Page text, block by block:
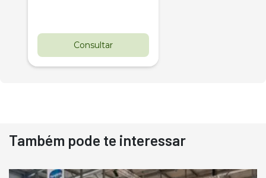
Consultar
Destaque
Usado
Também pode te interessar